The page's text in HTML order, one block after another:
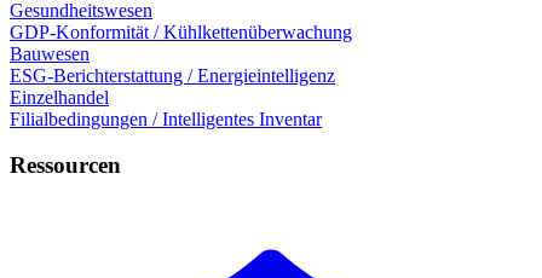
Gesundheitswesen
GDP-Konformität / Kühlkettenüberwachung
Bauwesen
ESG-Berichterstattung / Energieintelligenz
Einzelhandel
Filialbedingungen / Intelligentes Inventar
Ressourcen